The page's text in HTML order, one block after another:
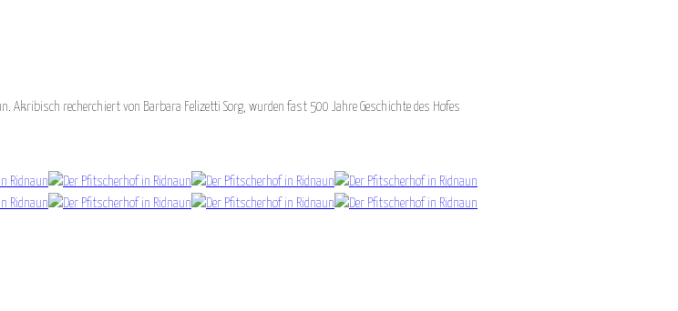
Akribisch recherchiert von Barbara Felizetti Sorg, wurden fast 500 Jahre Geschichte des Hofes